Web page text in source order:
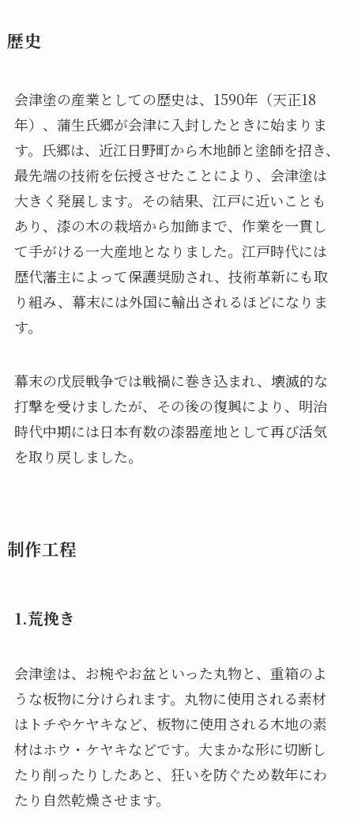
歴史
会津塗の産業としての歴史は、1590年（天正18
年）、蒲生氏郷が会津に入封したときに始まりま
す。氏郷は、近江日野町から木地師と塗師を招き、
最先端の技術を伝授させたことにより、会津塗は
大きく発展します。その結果、江戸に近いことも
あり、漆の木の栽培から加飾まで、作業を一貫し
て手がける一大産地となりました。江戸時代には
歴代藩主によって保護奨励され、技術革新にも取
り組み、幕末には外国に輸出されるほどになりま
す。
幕末の戊辰戦争では戦禍に巻き込まれ、壊滅的な
打撃を受けましたが、その後の復興により、明治
時代中期には日本有数の漆器産地として再び活気
を取り戻しました。
制作工程
1.荒挽き
会津塗は、お椀やお盆といった丸物と、重箱のよ
うな板物に分けられます。丸物に使用される素材
はトチやケヤキなど、板物に使用される木地の素
材はホウ・ケヤキなどです。大まかな形に切断し
たり削ったりしたあと、狂いを防ぐため数年にわ
たり自然乾燥させます。